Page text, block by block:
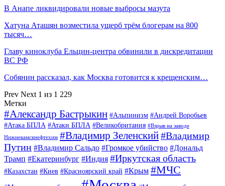
В Анапе ликвидировали новые выбросы мазута
Хатуна Аташян возместила ущерб трём блогерам на 800
тысяч…
Главу киноклуба Ельцин-центра обвинили в дискредитации
ВС РФ
Собянин рассказал, как Москва готовится к крещенским…
Prev Next 1 из 1 229
Метки
#Александр Бастрыкин #Альпинизм #Андрей Воробьев
#Атака БПЛА #Атаки БПЛА #Великобритания #Взрыв на заводе
Нижнекамскнефтехим #Владимир Зеленский#Владимир
Путин #Владимир Сальдо #Громкое убийство #Дональд
Трамп #Екатеринбург #Индия #Иркутская область
#Казахстан #Киев #Красноярский край #Крым #МЧС